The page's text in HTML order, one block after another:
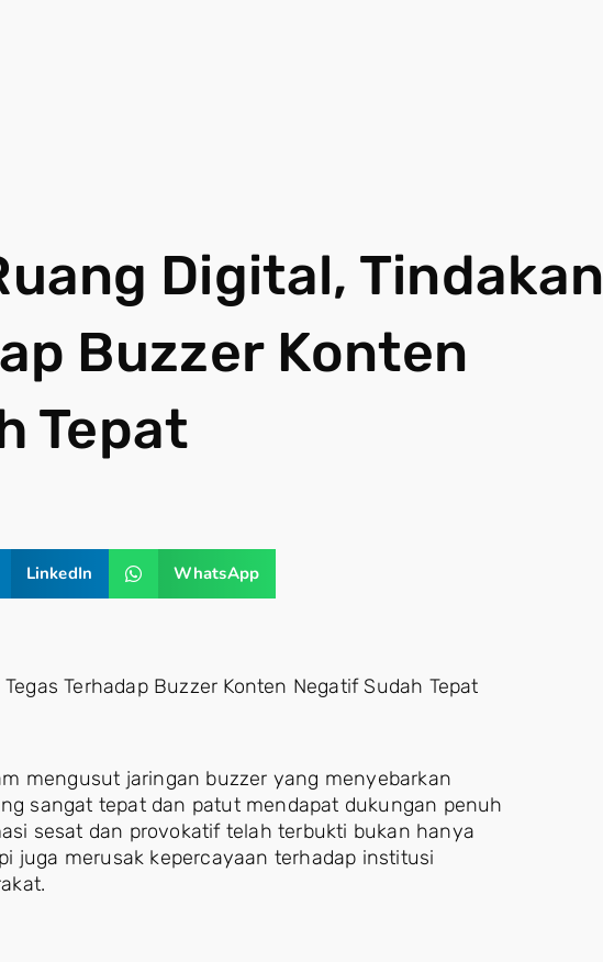
Digital, Tindakan
Buzzer Konten
Tepat
LinkedIn WhatsApp
Terhadap Buzzer Konten Negatif Sudah Tepat
mengusut jaringan buzzer yang menyebarkan
sangat tepat dan patut mendapat dukungan penuh
sesat dan provokatif telah terbukti bukan hanya
juga merusak kepercayaan terhadap institusi